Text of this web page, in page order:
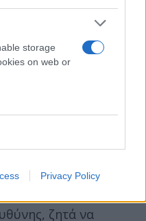
storage
on web or
Privacy Policy
αποκτά βαρύνουσα
στη
στο σύνολο των
εθνικού
ζητά να